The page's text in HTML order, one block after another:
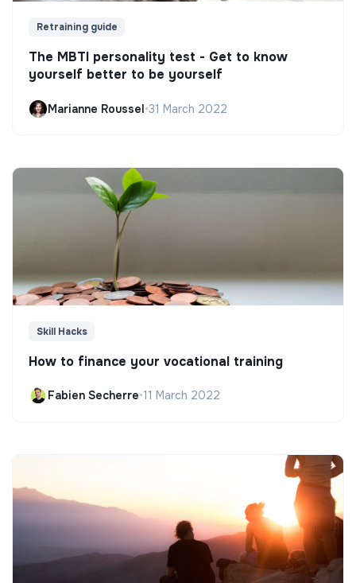
Retraining guide
The MBTI personality test - Get to know
yourself better to be yourself
Marianne Roussel•31 March 2022
Skill Hacks
How to finance your vocational training
Fabien Secherre•11 March 2022